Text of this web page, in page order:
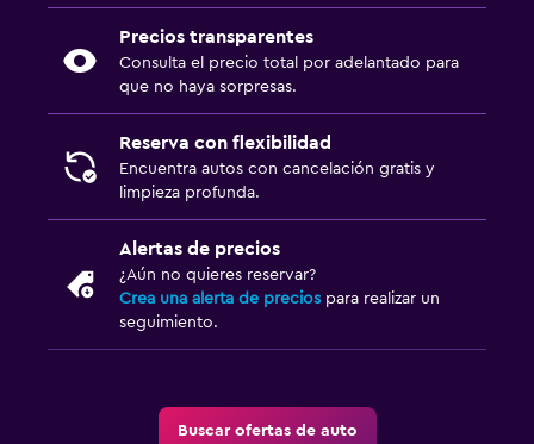
Precios transparentes
Consulta el precio total por adelantado para
que no haya sorpresas.
Reserva con flexibilidad
Encuentra autos con cancelación gratis y
limpieza profunda.
Alertas de precios
¿Aún no quieres reservar?
Crea una alerta de precios para realizar un
seguimiento.
Buscar ofertas de auto